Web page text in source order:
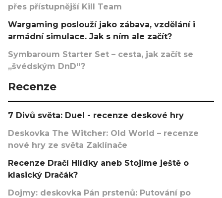
přes přístupnější Kill Team
Wargaming poslouží jako zábava, vzdělání i
armádní simulace. Jak s ním ale začít?
Symbaroum Starter Set – cesta, jak začít se
„švédským DnD“?
Recenze
7 Divů světa: Duel - recenze deskové hry
Deskovka The Witcher: Old World – recenze
nové hry ze světa Zaklínače
Recenze Dračí Hlídky aneb Stojíme ještě o
klasický Dračák?
Dojmy: deskovka Pán prstenů: Putování po